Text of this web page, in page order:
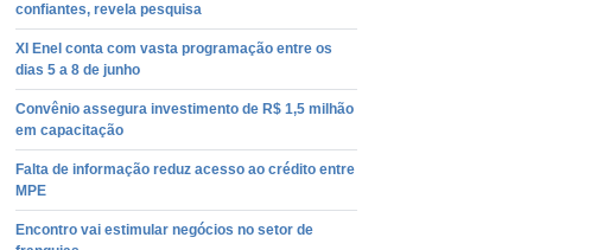
confiantes, revela pesquisa
XI Enel conta com vasta programação entre os
dias 5 a 8 de junho
Convênio assegura investimento de R$ 1,5 milhão
em capacitação
Falta de informação reduz acesso ao crédito entre
MPE
Encontro vai estimular negócios no setor de